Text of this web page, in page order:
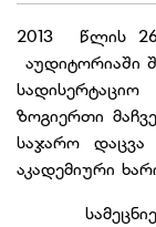
2013 წლის
აუდიტორიაში
ზოგიერთი
საჯარო
აკადემიური